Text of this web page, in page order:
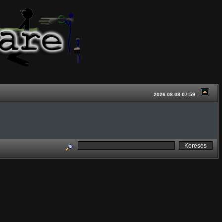
2026.08.08 07:59